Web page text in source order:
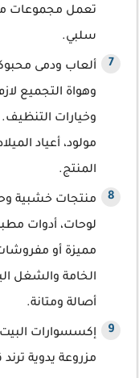
تعمل مجموعات
سلبي.
ألعاب ودمى
وهواة التجميع
وخيارات
مولود، أعياد
المنتج.
منتجات خشبية
لوحات، أدوات
مميزة أو
الخامة والشغل
أصالة ومتانة.
إكسسوارات البيت
مزروعة يدوية